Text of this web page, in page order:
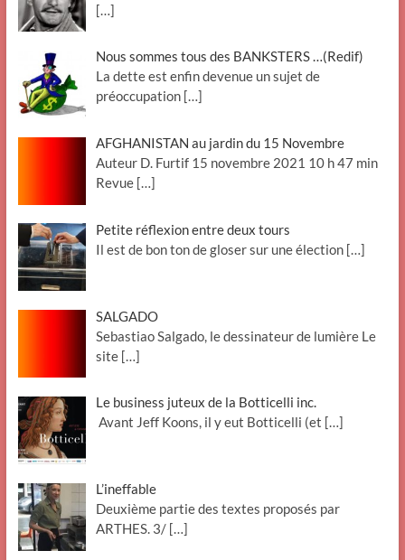
[…]
Nous sommes tous des BANKSTERS …(Redif)
La dette est enfin devenue un sujet de
préoccupation […]
AFGHANISTAN au jardin du 15 Novembre
Auteur D. Furtif 15 novembre 2021 10 h 47 min
Revue […]
Petite réflexion entre deux tours
Il est de bon ton de gloser sur une élection […]
SALGADO
Sebastiao Salgado, le dessinateur de lumière Le
site […]
Le business juteux de la Botticelli inc.
Avant Jeff Koons, il y eut Botticelli (et […]
L’ineffable
Deuxième partie des textes proposés par
ARTHES. 3/ […]